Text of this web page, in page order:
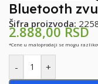
Bluetooth
Šifra proizvoda:
2.888,00RSD
*Cene u maloprodaji se mogu
- +